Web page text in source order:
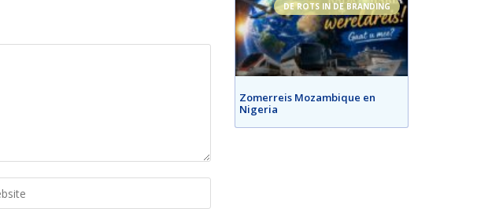
DE ROTS IN DE BRANDING
Zomerreis Mozambique en
Nigeria